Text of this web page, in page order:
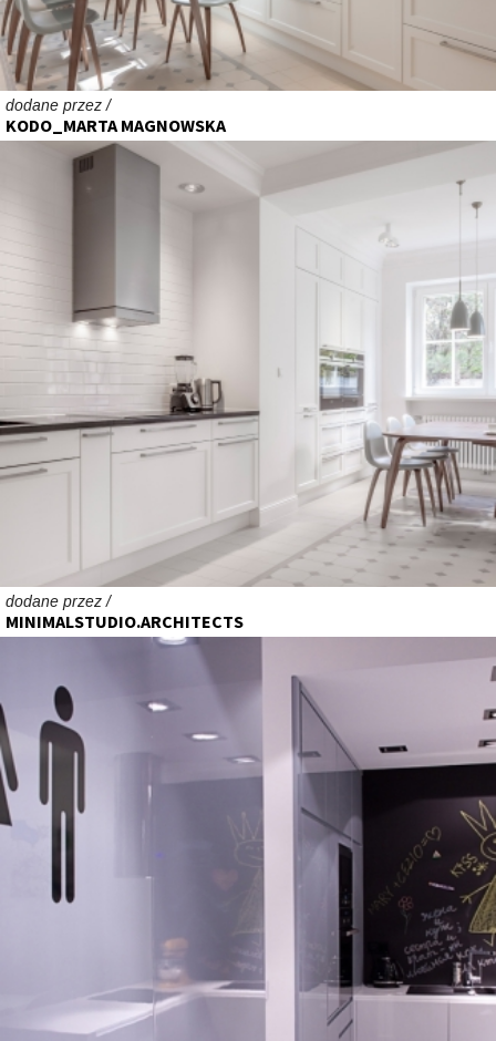
dodane przez /
KODO_MARTA MAGNOWSKA
dodane przez /
MINIMALSTUDIO.ARCHITECTS